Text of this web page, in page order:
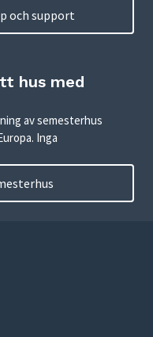
och support
hus med
av semesterhus
Inga